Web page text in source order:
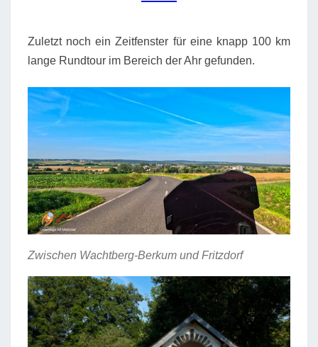
Zuletzt noch ein Zeitfenster für eine knapp 100 km
lange Rundtour im Bereich der Ahr gefunden.
Zwischen Wachtberg-Berkum und Fritzdorf